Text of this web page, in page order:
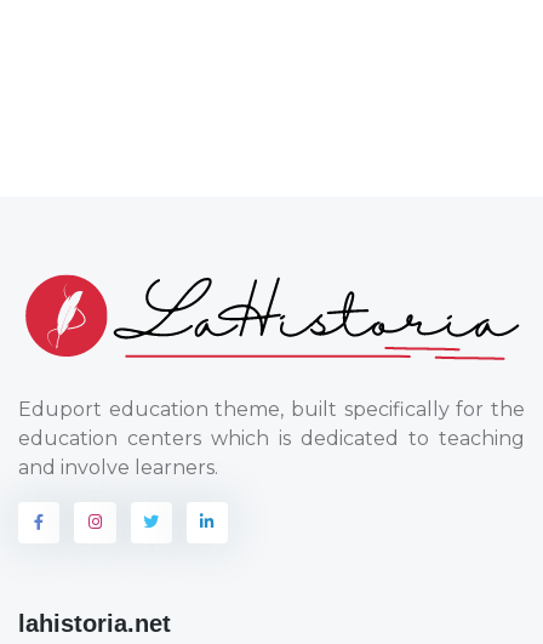
Eduport education theme, built specifically for the
education centers which is dedicated to teaching
and involve learners.
lahistoria.net